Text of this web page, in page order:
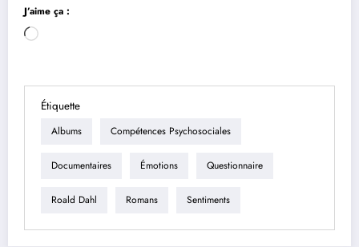
J’aime ça :
Chargement…
Étiquette
Albums Compétences Psychosociales
Documentaires Émotions Questionnaire
Roald Dahl Romans Sentiments